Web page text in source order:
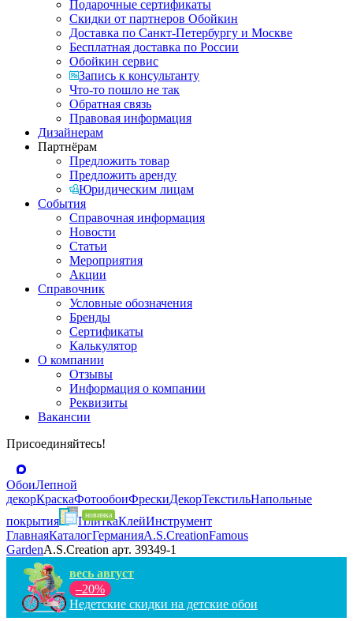
Подарочные сертификаты
Скидки от партнеров Обойкин
Доставка по Санкт-Петербургу и Москве
Бесплатная доставка по России
Обойкин сервис
Запись к консультанту
Что-то пошло не так
Обратная связь
Правовая информация
Дизайнерам
Партнёрам
Предложить товар
Предложить аренду
Юридическим лицам
События
Справочная информация
Новости
Статьи
Мероприятия
Акции
Справочник
Условные обозначения
Бренды
Сертификаты
Калькулятор
О компании
Отзывы
Информация о компании
Реквизиты
Вакансии
Присоединяйтесь!
ОбоиЛепной
декорКраскаФотообоиФрескиДекорТекстильНапольные
покрытия
ПлиткаКлейИнструмент
ГлавнаяКаталогГерманияA.S.CreationFamous
GardenA.S.Creation арт. 39349-1
весь август
–20%
Недетские скидки на детские обои